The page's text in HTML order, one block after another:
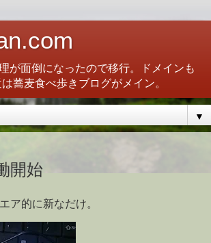
が面倒になったので移行。ドメインも
蕎麦食べ歩きブログがメイン。
▼
開始
ア的に新なだけ。